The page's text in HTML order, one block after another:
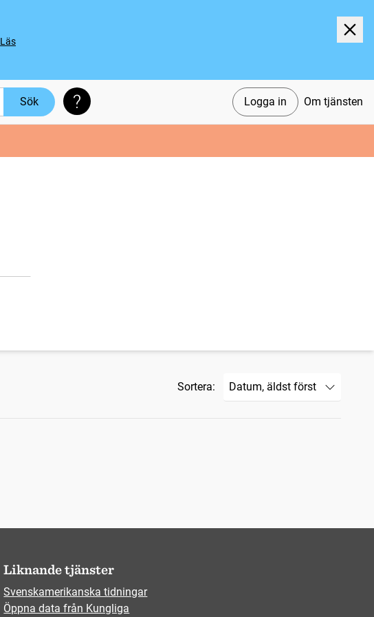
Läs
Logga in Om tjänsten
Sök Söktips
Sortera:
Liknande tjänster
Svenskamerikanska tidningar
Öppna data från Kungliga